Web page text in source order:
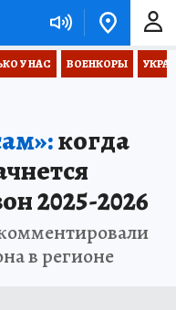
У НАС ВОЕНКОРЫ
когда
2025-2026
в регионе